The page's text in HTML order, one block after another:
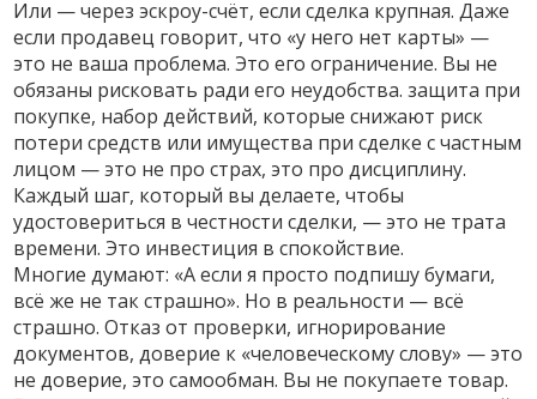
Или — через эскроу-счёт, если сделка крупная. Даже
если продавец говорит, что «у него нет карты» —
это не ваша проблема. Это его ограничение. Вы не
обязаны рисковать ради его неудобства.защита при
покупке, набор действий, которые снижают риск
потери средств или имущества при сделке с частным
лицом — это не про страх, это про дисциплину.
Каждый шаг, который вы делаете, чтобы
удостовериться в честности сделки, — это не трата
времени. Это инвестиция в спокойствие.
Многие думают: «А если я просто подпишу бумаги,
всё же не так страшно». Но в реальности — всё
страшно. Отказ от проверки, игнорирование
документов, доверие к «человеческому слову» — это
не доверие, это самообман. Вы не покупаете товар.